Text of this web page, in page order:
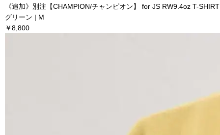
《追加》別注【CHAMPION/チャンピオン】 for JS RW9.4oz T-SHIRT
グリーン | M
￥8,800